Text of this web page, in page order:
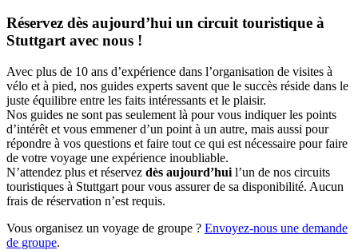
Réservez dès aujourd’hui un circuit touristique à
Stuttgart avec nous !
Avec plus de 10 ans d’expérience dans l’organisation de visites à
vélo et à pied, nos guides experts savent que le succès réside dans le
juste équilibre entre les faits intéressants et le plaisir.
Nos guides ne sont pas seulement là pour vous indiquer les points
d’intérêt et vous emmener d’un point à un autre, mais aussi pour
répondre à vos questions et faire tout ce qui est nécessaire pour faire
de votre voyage une expérience inoubliable.
N’attendez plus et réservez dès aujourd’hui l’un de nos circuits
touristiques à Stuttgart pour vous assurer de sa disponibilité. Aucun
frais de réservation n’est requis.
Vous organisez un voyage de groupe ? Envoyez-nous une demande
de groupe.